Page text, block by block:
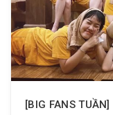
[BIG FANS